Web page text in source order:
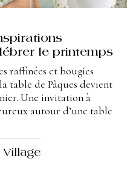
le printemps
raffinées et bougies
table de Pâques devient
Une invitation à
autour d’une table
Village